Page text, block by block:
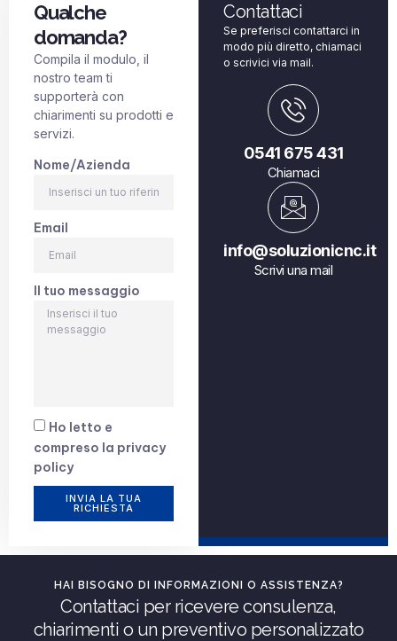
Qualche
domanda?
Compila il modulo, il
nostro team ti
supporterà con
chiarimenti su prodotti e
servizi.
Nome/Azienda
Email
Il tuo messaggio
Ho letto e
compreso la privacy
policy
INVIA LA TUA
RICHIESTA
Contattaci
Se preferisci contattarci in
modo più diretto, chiamaci
o scrivici via mail.
0541 675 431
Chiamaci
info@soluzionicnc.it
Scrivi una mail
HAI BISOGNO DI INFORMAZIONI O ASSISTENZA?
Contattaci per ricevere consulenza,
chiarimenti o un preventivo personalizzato